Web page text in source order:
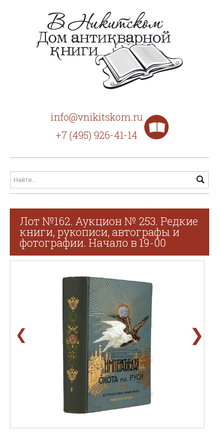
info@vnikitskom.ru
+7 (495) 926-41-14
Лот №162. Аукцион № 253. Редкие
книги, рукописи, автографы и
фотографии. Начало в 19-00
❮ ❯